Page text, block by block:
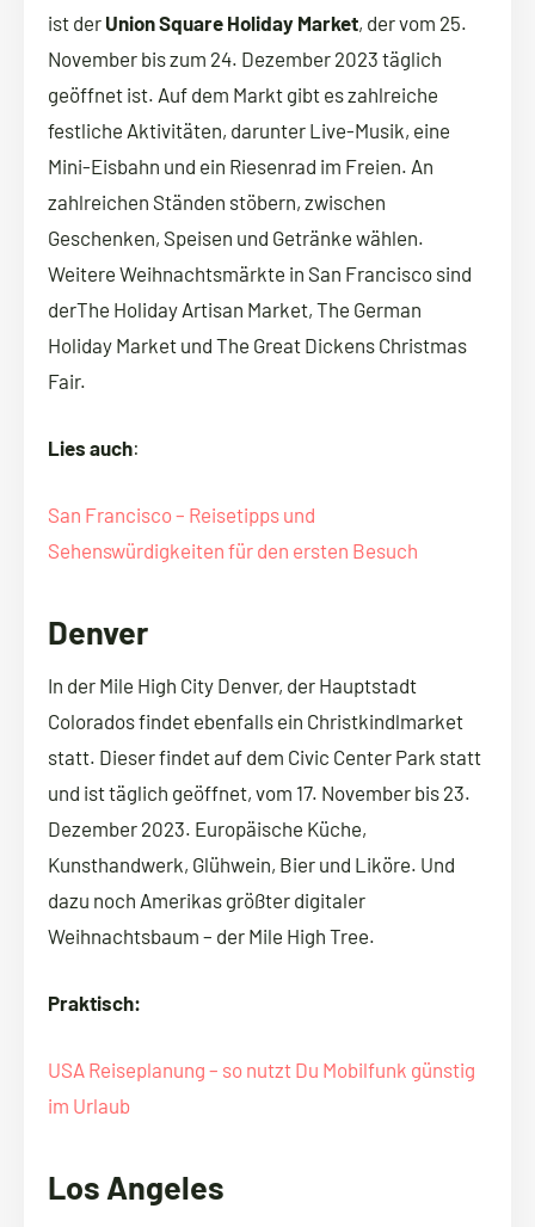
ist der Union Square Holiday Market, der vom 25.
November bis zum 24. Dezember 2023 täglich
geöffnet ist. Auf dem Markt gibt es zahlreiche
festliche Aktivitäten, darunter Live-Musik, eine
Mini-Eisbahn und ein Riesenrad im Freien. An
zahlreichen Ständen stöbern, zwischen
Geschenken, Speisen und Getränke wählen.
Weitere Weihnachtsmärkte in San Francisco sind
derThe Holiday Artisan Market, The German
Holiday Market und The Great Dickens Christmas
Fair.
Lies auch:
San Francisco – Reisetipps und
Sehenswürdigkeiten für den ersten Besuch
Denver
In der Mile High City Denver, der Hauptstadt
Colorados findet ebenfalls ein Christkindlmarket
statt. Dieser findet auf dem Civic Center Park statt
und ist täglich geöffnet, vom 17. November bis 23.
Dezember 2023. Europäische Küche,
Kunsthandwerk, Glühwein, Bier und Liköre. Und
dazu noch Amerikas größter digitaler
Weihnachtsbaum – der Mile High Tree.
Praktisch:
USA Reiseplanung – so nutzt Du Mobilfunk günstig
im Urlaub
Los Angeles